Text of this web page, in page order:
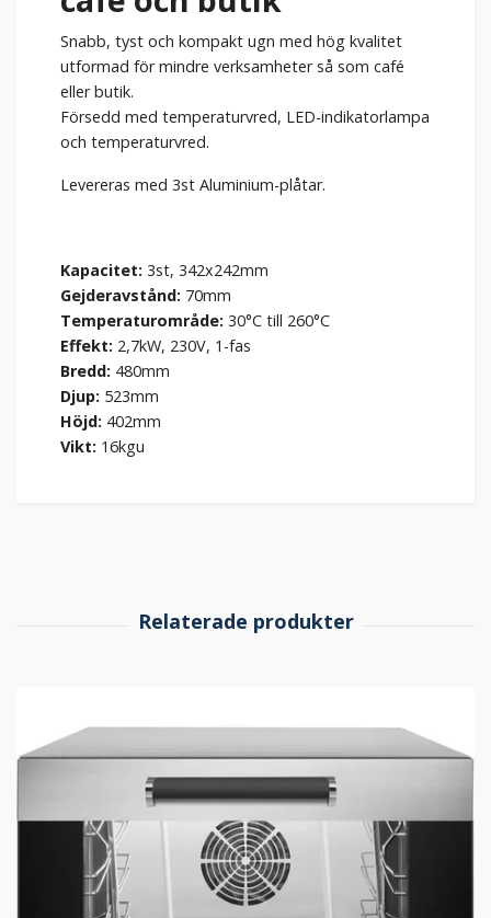
Snabb, tyst och kompakt ugn med hög kvalitet
utformad för mindre verksamheter så som café
eller butik.
Försedd med temperaturvred, LED-indikatorlampa
och temperaturvred.
Levereras med 3st Aluminium-plåtar.
Kapacitet: 3st, 342x242mm
Gejderavstånd: 70mm
Temperaturområde: 30°C till 260°C
Effekt: 2,7kW, 230V, 1-fas
Bredd: 480mm
Djup: 523mm
Höjd: 402mm
Vikt: 16kgu